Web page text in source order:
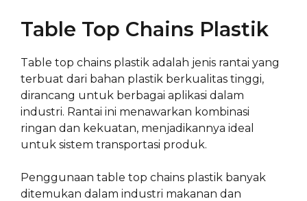
Table Top Chains Plastik
Table top chains plastik adalah jenis rantai yang
terbuat dari bahan plastik berkualitas tinggi,
dirancang untuk berbagai aplikasi dalam
industri. Rantai ini menawarkan kombinasi
ringan dan kekuatan, menjadikannya ideal
untuk sistem transportasi produk.
Penggunaan table top chains plastik banyak
ditemukan dalam industri makanan dan